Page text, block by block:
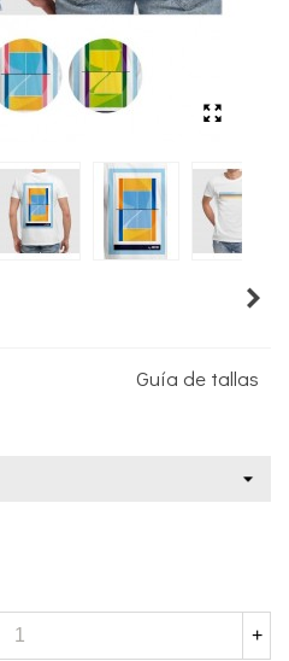
Guía de tallas
+